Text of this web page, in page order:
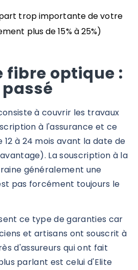
trop importante de votre
plus de 15% à 25%)
fibre optique :
à couvrir les travaux
à l'assurance et ce
12 à 24 mois avant la date de
La souscription à la
généralement une
pas forcément toujours le
ce type de garanties car
et artisans ont souscrit à
d'assureurs qui ont fait
parlant est celui d'Elite